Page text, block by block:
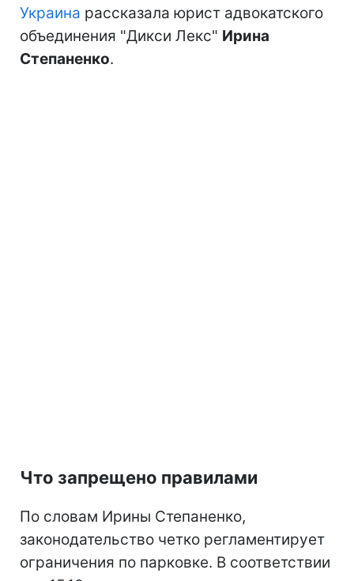
Украина рассказала юрист адвокатского
объединения "Дикси Лекс" Ирина
Степаненко.
Что запрещено правилами
По словам Ирины Степаненко,
законодательство четко регламентирует
ограничения по парковке. В соответствии